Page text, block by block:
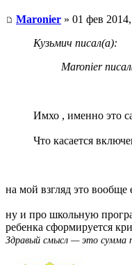
Maronier » 01 фев
Кузьмич писал(а):
Maronier
Имхо , именно это
Что касается
на мой взгляд это вообще
ну и про школьную
ребенка сформируется
Здравый смысл — это сумма